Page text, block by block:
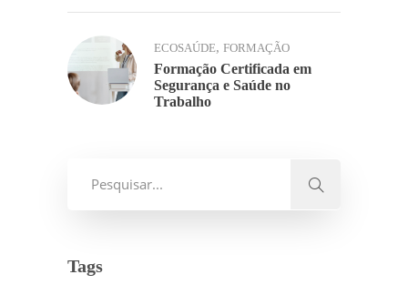
ECOSAÚDE, FORMAÇÃO
Formação Certificada em
Segurança e Saúde no
Trabalho
Tags